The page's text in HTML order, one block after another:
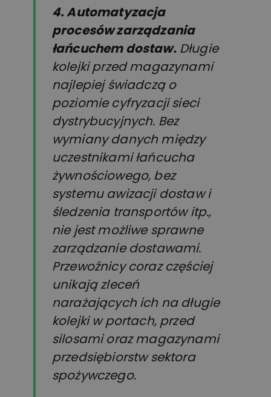
4. Automatyzacja
procesów zarządzania
łańcuchem dostaw.Długie
kolejki przed magazynami
najlepiej świadczą o
poziomie cyfryzacji sieci
dystrybucyjnych. Bez
wymiany danych między
uczestnikami łańcucha
żywnościowego, bez
systemu awizacji dostaw i
śledzenia transportów itp.,
nie jest możliwe sprawne
zarządzanie dostawami.
Przewoźnicy coraz częściej
unikają zleceń
narażających ich na długie
kolejki w portach, przed
silosami oraz magazynami
przedsiębiorstw sektora
spożywczego.